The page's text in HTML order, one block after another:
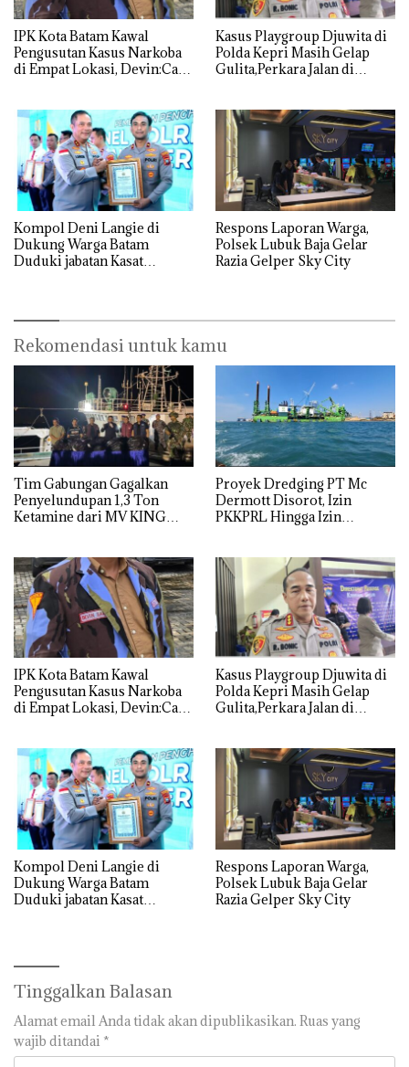
IPK Kota Batam Kawal
Pengusutan Kasus Narkoba
di Empat Lokasi, Devin:Cari
Kasus Playgroup Djuwita di
Polda Kepri Masih Gelap
Gulita,Perkara Jalan di
Kompol Deni Langie di
Dukung Warga Batam
Duduki jabatan Kasat
Respons Laporan Warga,
Polsek Lubuk Baja Gelar
Razia Gelper Sky City
Rekomendasi untuk kamu
Tim Gabungan Gagalkan
Penyelundupan 1,3 Ton
Ketamine dari MV KING
Proyek Dredging PT Mc
Dermott Disorot, Izin
PKKPRL Hingga Izin
IPK Kota Batam Kawal
Pengusutan Kasus Narkoba
di Empat Lokasi, Devin:Cari
Kasus Playgroup Djuwita di
Polda Kepri Masih Gelap
Gulita,Perkara Jalan di
Kompol Deni Langie di
Dukung Warga Batam
Duduki jabatan Kasat
Respons Laporan Warga,
Polsek Lubuk Baja Gelar
Razia Gelper Sky City
Tinggalkan Balasan
Alamat email Anda tidak akan dipublikasikan. Ruas yang
wajib ditandai *